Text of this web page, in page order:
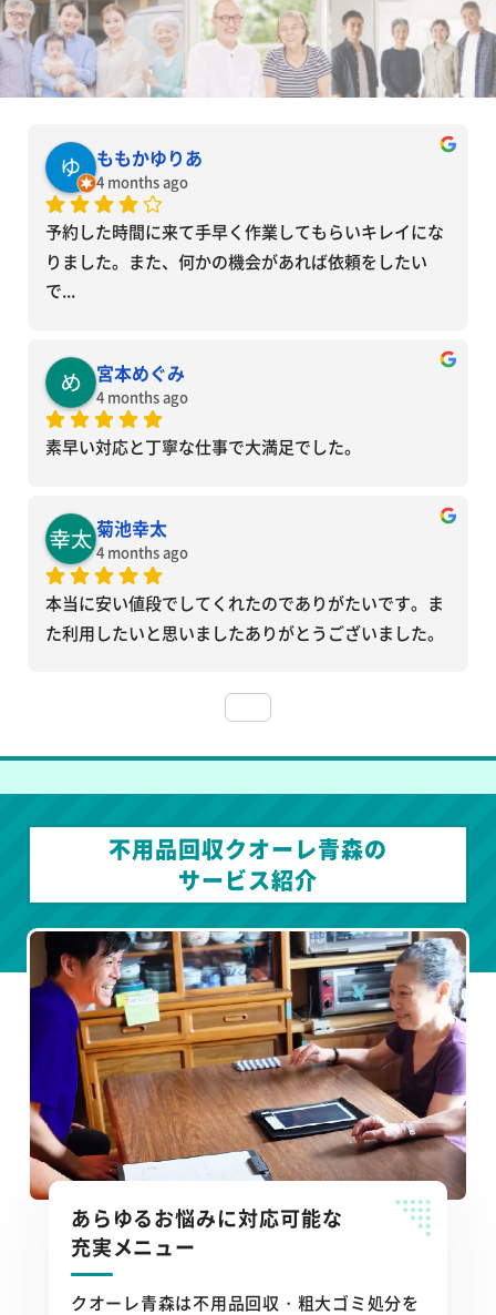
ももかゆりあ
4 months ago
予約した時間に来て手早く作業してもらいキレイにな
りました。また、何かの機会があれば依頼をしたい
で...
宮本めぐみ
4 months ago
素早い対応と丁寧な仕事で大満足でした。
菊池幸太
4 months ago
本当に安い値段でしてくれたのでありがたいです。ま
た利用したいと思いましたありがとうございました。
不用品回収クオーレ青森の
サービス紹介
あらゆるお悩みに対応可能な
充実メニュー
クオーレ青森は不用品回収・粗大ゴミ処分を